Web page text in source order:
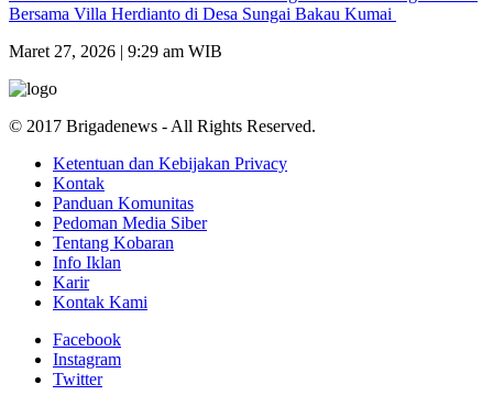
Bersama Villa Herdianto di Desa Sungai Bakau Kumai
Maret 27, 2026 | 9:29 am WIB
© 2017 Brigadenews - All Rights Reserved.
Ketentuan dan Kebijakan Privacy
Kontak
Panduan Komunitas
Pedoman Media Siber
Tentang Kobaran
Info Iklan
Karir
Kontak Kami
Facebook
Instagram
Twitter